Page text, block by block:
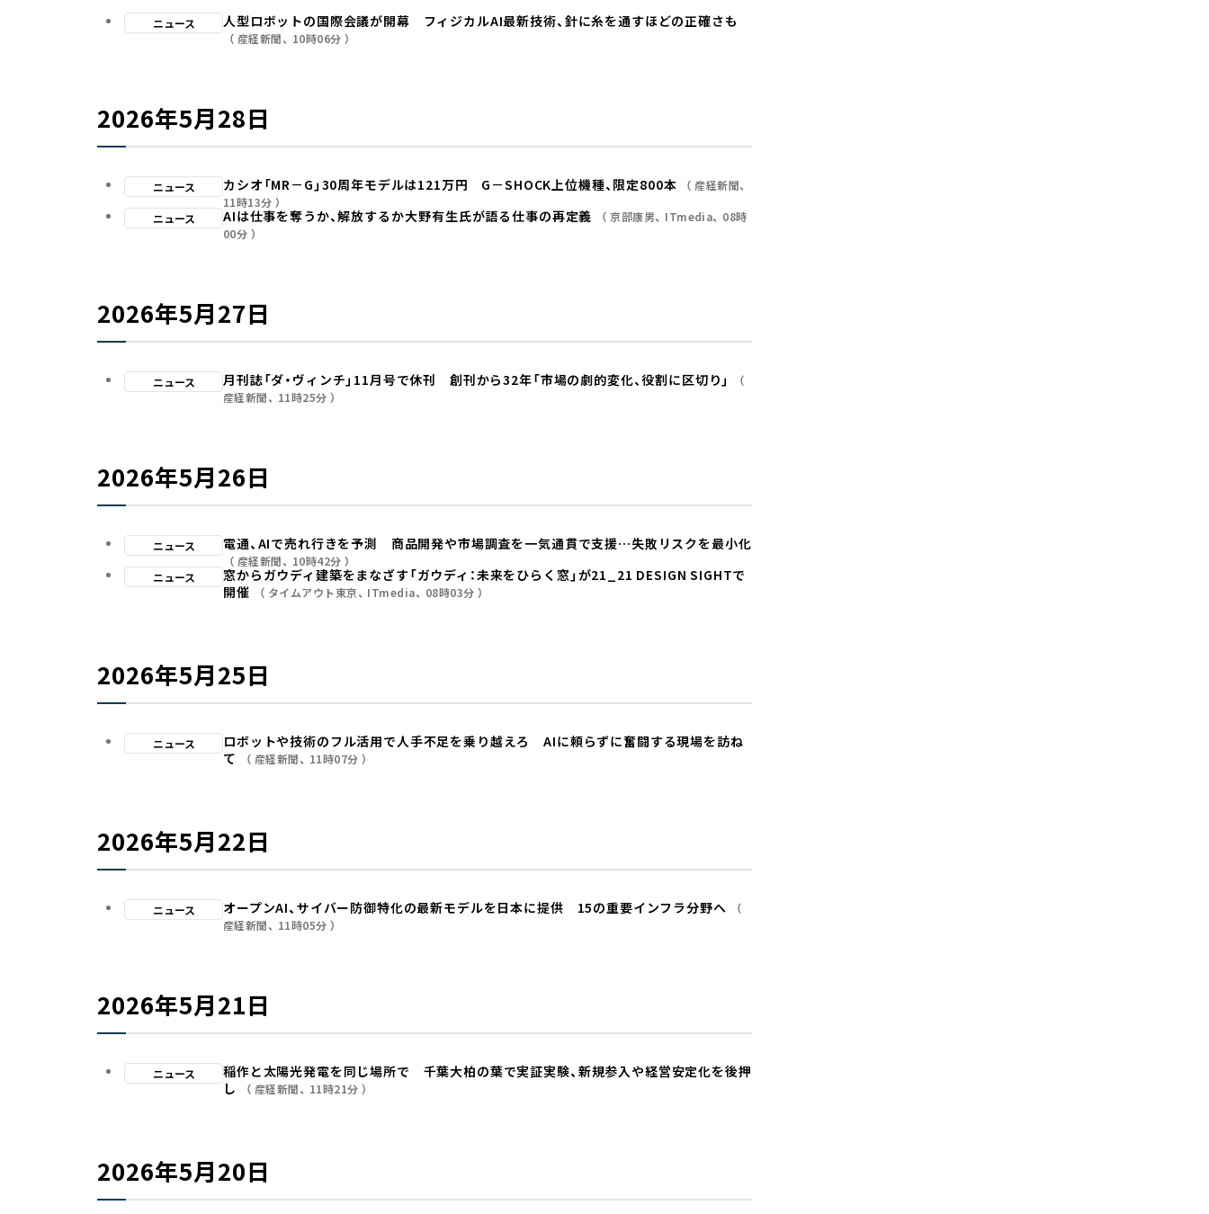
ニュース 人型ロボットの国際会議が開幕 フィジカルAI最新技術、針に糸を通すほどの正確さも
産経新聞 10時06分
2026年5月28日
ニュース カシオ「MR－G」30周年モデルは121万円 G－SHOCK上位機種、限定800本
産経新聞
11時13分
ニュース
AIは仕事を奪うか、解放するか――大野有生氏が語る仕事の再定義 京部康男 ITmedia
08時
00分
2026年5月27日
ニュース 月刊誌「ダ・ヴィンチ」11月号で休刊 創刊から32年「市場の劇的変化、役割に区切り」
産経新聞 11時25分
2026年5月26日
ニュース 電通、AIで売れ行きを予測 商品開発や市場調査を一気通貫で支援…失敗リスクを最小化
産経新聞
10時42分
ニュース
窓からガウディ建築をまなざす「ガウディ：未来をひらく窓」が21_21 DESIGN SIGHTで
開催
タイムアウト東京 ITmedia 08時03分
2026年5月25日
ニュース
ロボットや技術のフル活用で人手不足を乗り越えろ AIに頼らずに奮闘する現場を訪ね
て
産経新聞 11時07分
2026年5月22日
ニュース オープンAI、サイバー防御特化の最新モデルを日本に提供 15の重要インフラ分野へ
産経新聞 11時05分
2026年5月21日
ニュース
稲作と太陽光発電を同じ場所で 千葉大柏の葉で実証実験、新規参入や経営安定化を後押
し
産経新聞 11時21分
2026年5月20日